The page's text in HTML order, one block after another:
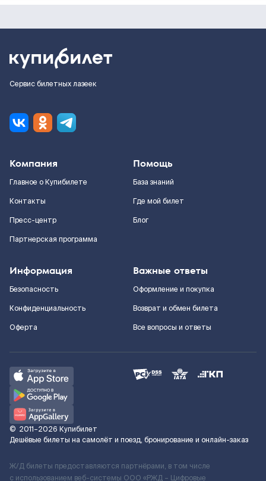
Сервис билетных лазеек
Компания
Главное о Купибилете
Контакты
Пресс-центр
Партнерская программа
Помощь
База знаний
Где мой билет
Блог
Информация
Безопасность
Конфиденциальность
Оферта
Важные ответы
Оформление и покупка
Возврат и обмен билета
Все вопросы и ответы
© 2011–2026 Купибилет
Дешёвые билеты на самолёт и поезд, бронирование и онлайн-заказ
Ж/Д билеты предоставляются партнёрами, в том числе
с использованием веб-системы ООО «РЖД – Цифровые